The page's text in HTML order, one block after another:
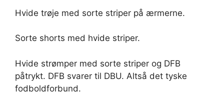
Hvide trøje med sorte striper på ærmerne.
Sorte shorts med hvide striper.
Hvide strømper med sorte striper og DFB
påtrykt. DFB svarer til DBU. Altså det tyske
fodboldforbund.